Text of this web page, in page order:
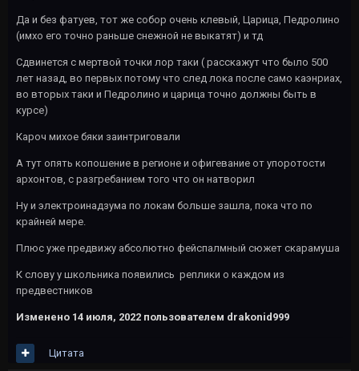
Да и без фатуев, тот же собор очень клевый, Царица, Педролино
(имхо его точно раньше снежной не выкатят) и тд
Сдвинется с мертвой точки лор таки ( расскажут что было 500
лет назад, во первых потому что след лока после само каэнриах,
во вторых таки и Педролино и царица точно должны быть в
курсе)
Кароч михое бяки заинтриговали
А тут опять копошение в регионе и офигевание от упоротости
архонтов, с разгребанием того что он натворил
Ну и электроинадзума по локам больше зашла, пока что по
крайней мере.
Плюс уже предвижу абсолютно фейспалмный сюжет скарамуша
К слову у школьника появились реплики о каждом из
предвестников
Изменено 14 июля, 2022 пользователем drakonid999
Цитата